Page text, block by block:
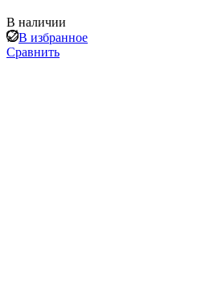
В наличии
В избранное
Сравнить